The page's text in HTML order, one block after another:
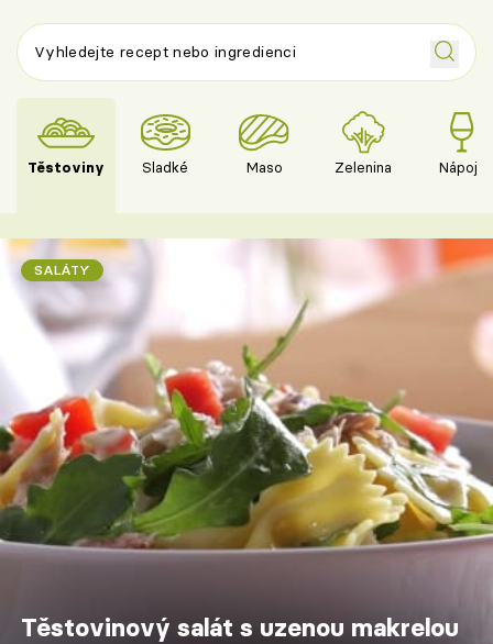
Těstoviny Sladké Maso Zelenina Nápoje
SALÁTY
Těstovinový salát s uzenou makrelou